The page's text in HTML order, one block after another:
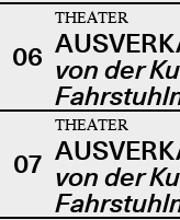
06
THEATER
von der
07
THEATER
von der